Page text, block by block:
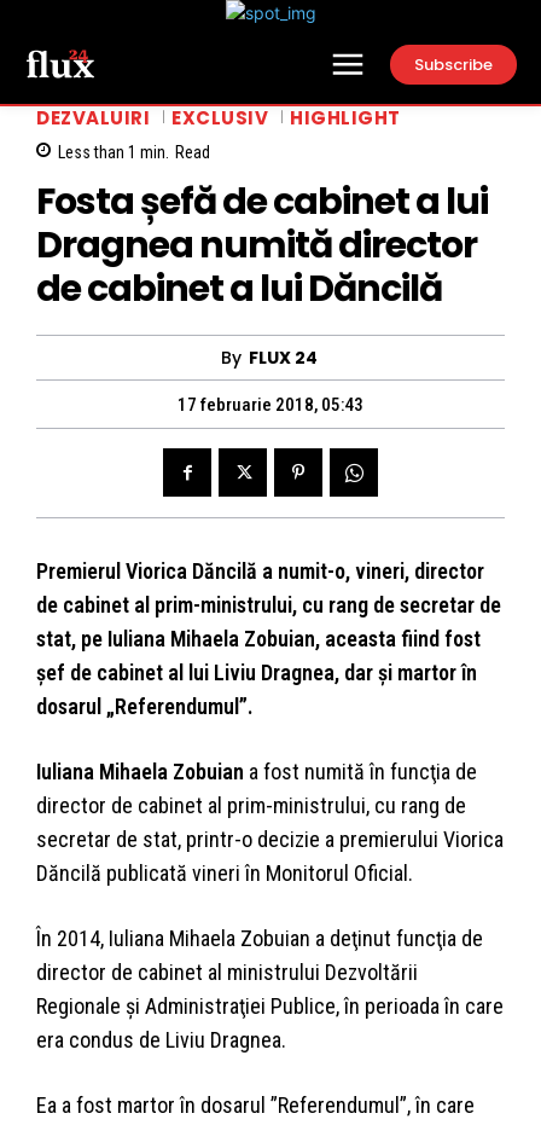
Subscribe
DEZVALUIRI EXCLUSIV HIGHLIGHT
Less than 1 min. Read
Fosta șefă de cabinet a lui
Dragnea numită director
de cabinet a lui Dăncilă
By FLUX 24
17 februarie 2018, 05:43
Premierul Viorica Dăncilă a numit-o, vineri, director
de cabinet al prim-ministrului, cu rang de secretar de
stat, pe Iuliana Mihaela Zobuian, aceasta fiind fost
şef de cabinet al lui Liviu Dragnea, dar şi martor în
dosarul „Referendumul”.
Iuliana Mihaela Zobuian a fost numită în funcţia de
director de cabinet al prim-ministrului, cu rang de
secretar de stat, printr-o decizie a premierului Viorica
Dăncilă publicată vineri în Monitorul Oficial.
În 2014, Iuliana Mihaela Zobuian a deţinut funcţia de
director de cabinet al ministrului Dezvoltării
Regionale şi Administraţiei Publice, în perioada în care
era condus de Liviu Dragnea.
Ea a fost martor în dosarul ”Referendumul”, în care